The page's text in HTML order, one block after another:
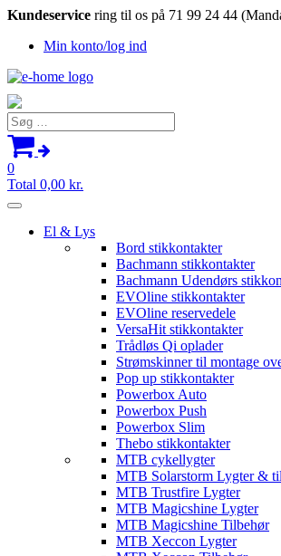
Kundeservice ring til os på 71 99 24 44
Min konto/log ind
Søg
efter:
0
Total 0,00 kr.
El & Lys
Bord stikkontakter
Bachmann stikkontakter
Bachmann Udendørs
EVOline stikkontakter
EVOline reservedele
VersaHit stikkontakter
Trådløs Qi oplader
Strømskinner til montage
Pop up stikkontakter
Powerbox Auto
Powerbox Push
Powerbox Slim
Thebo stikkontakter
MTB cykellygter
MTB Solarstorm Lygter &
MTB Trustfire Lygter
MTB Magicshine Lygter
MTB Magicshine Tilbehør
MTB Xeccon Lygter